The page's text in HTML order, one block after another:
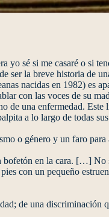
sé si me casaré o si
ser la breve historia de
nacidas en 1982) es
con las voces de su
de una enfermedad. Este
a lo largo de todas
o género y un faro
en la cara. […] No
con un pequeño
de una discriminación